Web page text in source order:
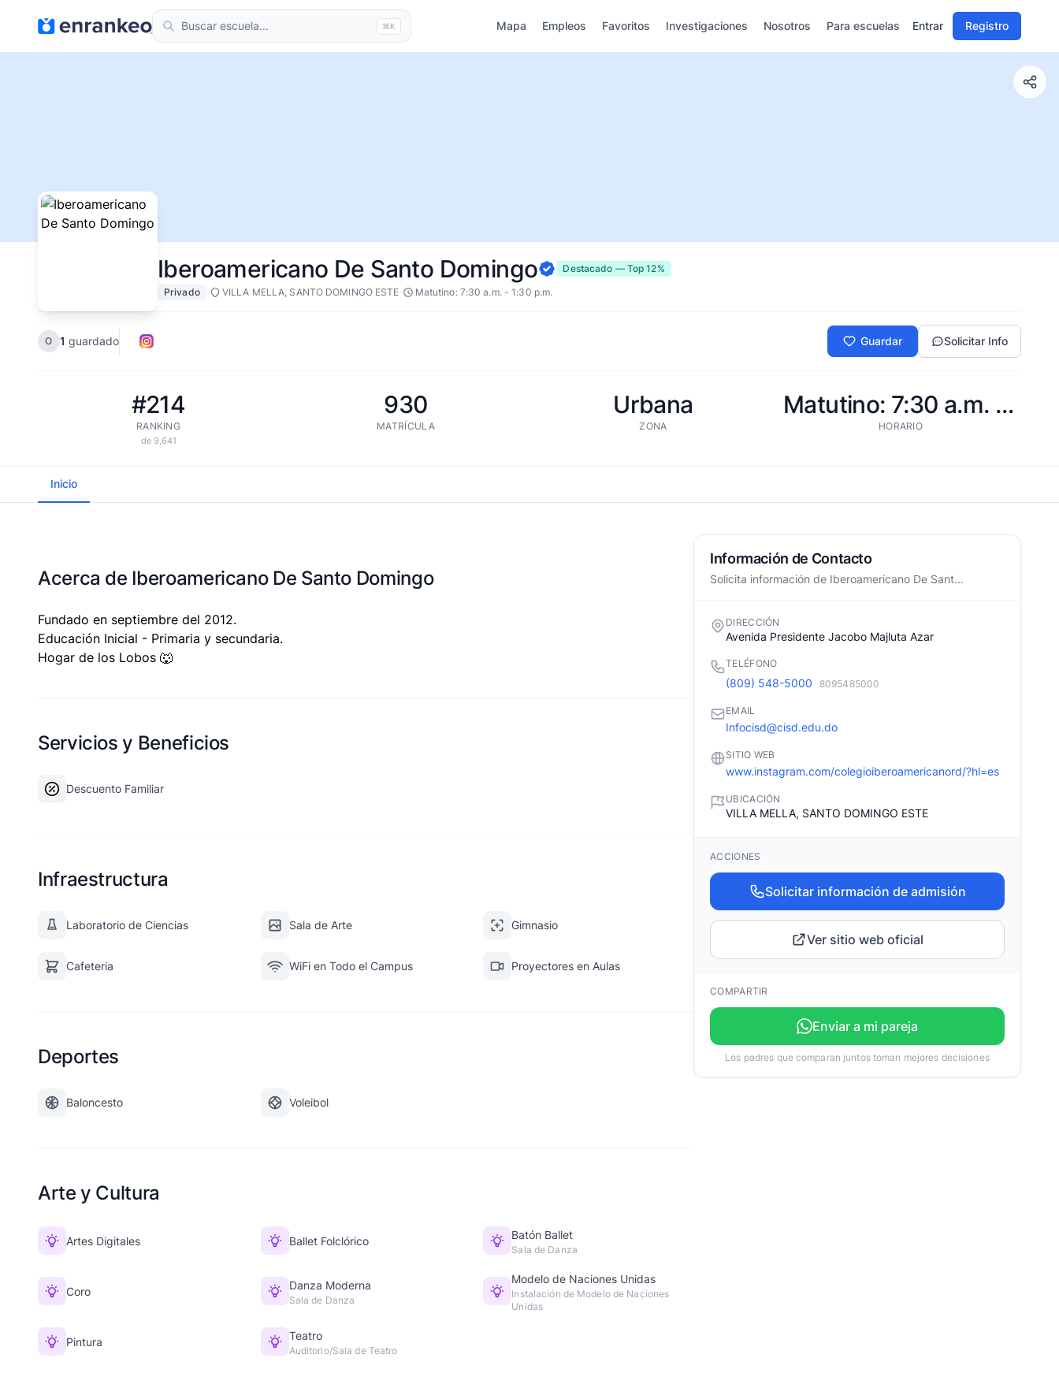
⌘K Mapa Empleos Favoritos Investigaciones Nosotros Para escuelas Entrar Registro
Iberoamericano De Santo Domingo
Destacado — Top 12%
Privado
· VILLA MELLA, SANTO DOMINGO ESTE· Matutino: 7:30 a.m. - 1:30 p.m.
O 1 guardado Guardar Solicitar Info
#214
RANKING
de 9,641
930
MATRÍCULA
Urbana
ZONA
Matutino: 7:30 a.m. - 1:30 p.m.
HORARIO
Inicio
Acerca de Iberoamericano De Santo Domingo
Fundado en septiembre del 2012.
Educación Inicial - Primaria y secundaria.
Hogar de los Lobos 🐺
Servicios y Beneficios
Descuento Familiar
Infraestructura
Laboratorio de Ciencias Sala de Arte Gimnasio
Cafeteria WiFi en Todo el Campus Proyectores en Aulas
Deportes
Baloncesto Voleibol
Arte y Cultura
Artes Digitales Ballet Folclórico Batón Ballet
Sala de Danza
Coro Danza Moderna
Sala de Danza
Modelo de Naciones Unidas
Instalación de Modelo de Naciones
Unidas
Pintura Teatro
Auditorio/Sala de Teatro
Información de Contacto
Solicita información de Iberoamericano De Sant...
DIRECCIÓN
Avenida Presidente Jacobo Majluta Azar
TELÉFONO
(809) 548-5000 8095485000
EMAIL
Infocisd@cisd.edu.do
SITIO WEB
www.instagram.com/colegioiberoamericanord/?hl=es
UBICACIÓN
VILLA MELLA, SANTO DOMINGO ESTE
ACCIONES
Solicitar información de admisión
Ver sitio web oficial
COMPARTIR
Enviar a mi pareja
Los padres que comparan juntos toman mejores decisiones